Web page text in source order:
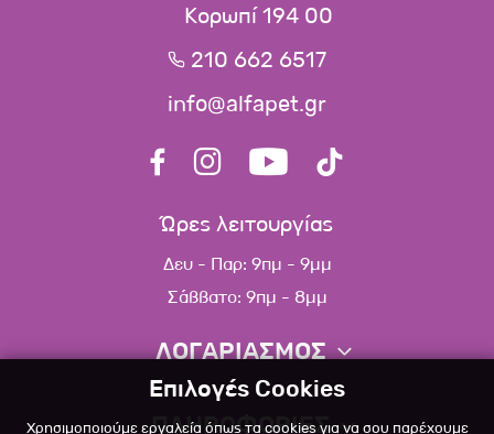
Κορωπί 194 00
210 662 6517
info@alfapet.gr
Ώρες λειτουργίας
Δευ - Παρ: 9πμ - 9μμ
Σάββατο: 9πμ - 8μμ
ΛΟΓΑΡΙΑΣΜΟΣ
Πληροφορίες λογαριασμού
ΠΛΗΡΟΦΟΡΙΕΣ
Επιλογές Cookies
Χρησιμοποιούμε εργαλεία όπως τα cookies για να σου παρέχουμε